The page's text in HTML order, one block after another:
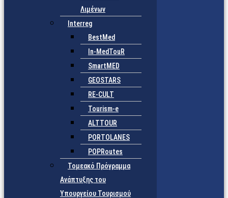
Λιμένων
Interreg
BestMed
In-MedTouR
SmartMED
GEOSTARS
RE-CULT
Tourism-e
ALTTOUR
PORTOLANES
POPRoutes
Τομεακό Πρόγραμμα
Ανάπτυξης του
Υπουργείου Τουρισμού